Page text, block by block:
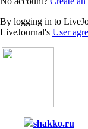
By logging in to
LiveJournal's User
shakko.ru